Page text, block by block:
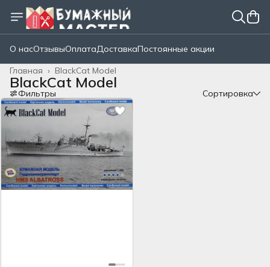
О насОтзывыОплатаДоставкаПостоянные акции
BlackCat Model
Главная ›
BlackCat Model
Фильтры Сортировка